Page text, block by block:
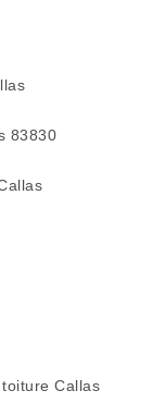
83830
Callas